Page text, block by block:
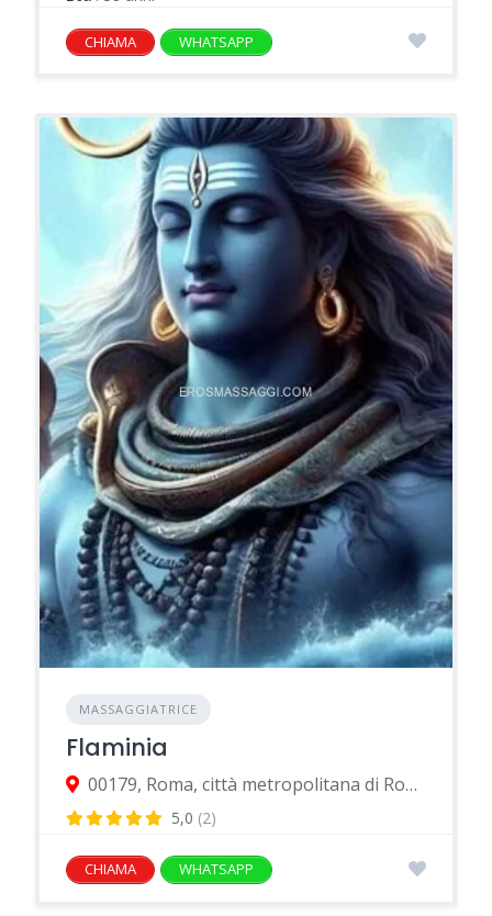
CHIAMA WHATSAPP
MASSAGGIATRICE
Flaminia
00179, Roma, città metropolitana di Roma Capitale, Italia
5,0 (2)
CHIAMA WHATSAPP